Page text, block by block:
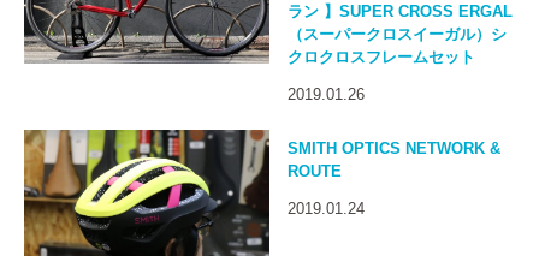
ラン 】SUPER CROSS ERGAL
（スーパークロスイーガル）シ
クロクロスフレームセット
2019.01.26
SMITH OPTICS NETWORK &
ROUTE
2019.01.24